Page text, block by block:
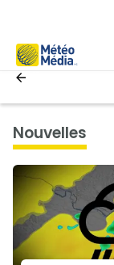
nouvelles